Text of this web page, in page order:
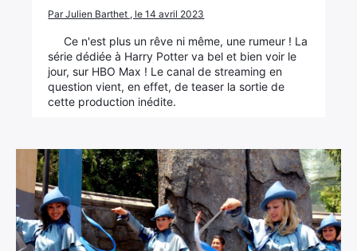
Par Julien Barthet , le 14 avril 2023
Ce n'est plus un rêve ni même, une rumeur ! La
série dédiée à Harry Potter va bel et bien voir le
jour, sur HBO Max ! Le canal de streaming en
question vient, en effet, de teaser la sortie de
cette production inédite.